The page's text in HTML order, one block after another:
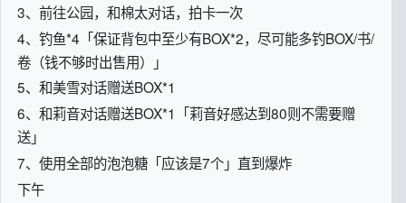
3、前往公园，和棉太对话，拍卡一次
4、钓鱼*4「保证背包中至少有BOX*2，尽可能多钓BOX/书/
卷（钱不够时出售用）」
5、和美雪对话赠送BOX*1
6、和莉音对话赠送BOX*1「莉音好感达到80则不需要赠
送」
7、使用全部的泡泡糖「应该是7个」直到爆炸
下午